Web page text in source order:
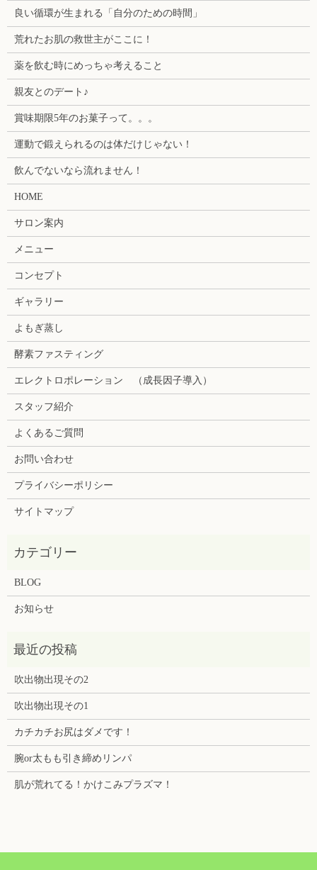
良い循環が生まれる「自分のための時間」
荒れたお肌の救世主がここに！
薬を飲む時にめっちゃ考えること
親友とのデート♪
賞味期限5年のお菓子って。。。
運動で鍛えられるのは体だけじゃない！
飲んでないなら流れません！
HOME
サロン案内
メニュー
コンセプト
ギャラリー
よもぎ蒸し
酵素ファスティング
エレクトロポレーション （成長因子導入）
スタッフ紹介
よくあるご質問
お問い合わせ
プライバシーポリシー
サイトマップ
BLOG
お知らせ
吹出物出現その2
吹出物出現その1
カチカチお尻はダメです！
腕or太もも引き締めリンパ
肌が荒れてる！かけこみプラズマ！